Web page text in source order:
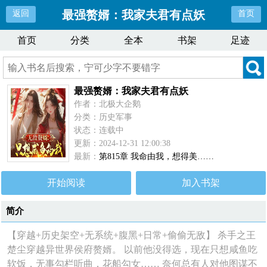
返回 最强赘婿：我家夫君有点妖 首页
首页 分类 全本 书架 足迹
最强赘婿：我家夫君有点妖
作者：北极大企鹅
分类：历史军事
状态：连载中
更新：2024-12-31 12:00:38
最新：第815章 我命由我，想得美……
开始阅读 加入书架
简介
【穿越+历史架空+无系统+腹黑+日常+偷偷无敌】 杀手之王
楚尘穿越异世界侯府赘婿。 以前他没得选，现在只想咸鱼吃
软饭，无事勾栏听曲，花船勾女…… 奈何总有人对他图谋不